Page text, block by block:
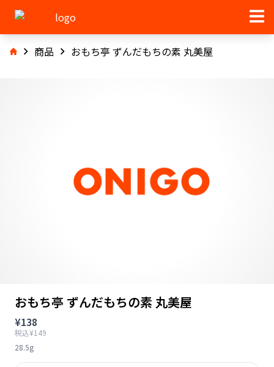
商品 おもち亭 ずんだもちの素 丸美屋
おもち亭 ずんだもちの素 丸美屋
¥138
税込¥149
28.5g